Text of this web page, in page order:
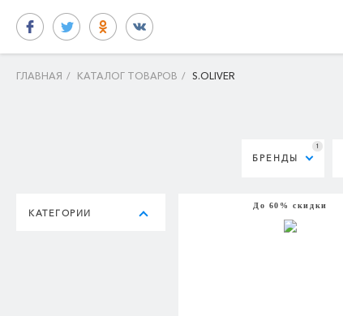
ГЛАВНАЯ / КАТАЛОГ ТОВАРОВ / S.OLIVER
БРЕНДЫ
1
КАТЕГОРИИ
До 60% скидки